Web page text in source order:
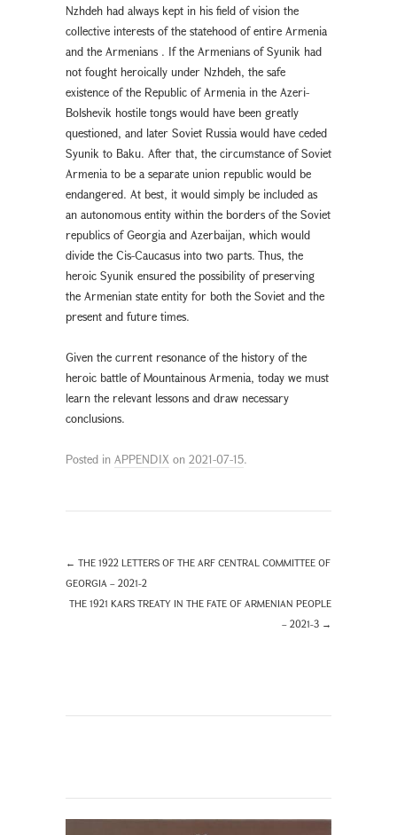
Nzhdeh had always kept in his field of vision the
collective interests of the statehood of entire Armenia
and the Armenians . If the Armenians of Syunik had
not fought heroically under Nzhdeh, the safe
existence of the Republic of Armenia in the Azeri-
Bolshevik hostile tongs would have been greatly
questioned, and later Soviet Russia would have ceded
Syunik to Baku. After that, the circumstance of Soviet
Armenia to be a separate union republic would be
endangered. At best, it would simply be included as
an autonomous entity within the borders of the Soviet
republics of Georgia and Azerbaijan, which would
divide the Cis-Caucasus into two parts. Thus, the
heroic Syunik ensured the possibility of preserving
the Armenian state entity for both the Soviet and the
present and future times.
Given the current resonance of the history of the
heroic battle of Mountainous Armenia, today we must
learn the relevant lessons and draw necessary
conclusions.
Posted in APPENDIX on 2021-07-15.
← THE 1922 LETTERS OF THE ARF CENTRAL COMMITTEE OF
GEORGIA – 2021-2
THE 1921 KARS TREATY IN THE FATE OF ARMENIAN PEOPLE
– 2021-3 →